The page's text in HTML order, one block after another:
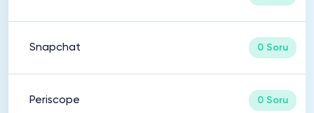
Snapchat 0 Soru
Periscope 0 Soru